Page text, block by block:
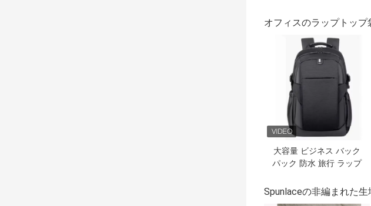
クパック
オフィスのラップトップ
大容量 ビジネス バック
パック 防水 旅行 ラップ
ベストプライス
Spunlaceの非編まれた生